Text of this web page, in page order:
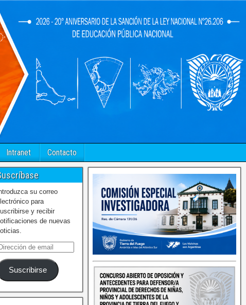
Intranet Contacto
su correo
para
y recibir
de nuevas
Suscribirse